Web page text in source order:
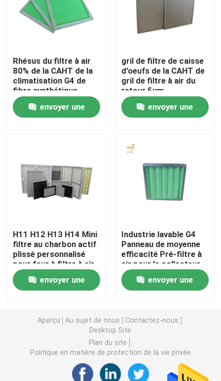
Contrôle de qualité
Demandez une citation
Filtre profond du pli HEPA
Filtre à air de cabine de peinture
Filtre à air de HEPA
Filtre à air de la CAHT
Filtre à hautes températures de HEPA
Filtre de banque de V
Rhésus du filtre à air
80% de la CAHT de la
climatisation G4 de
fibre synthétique
envoyer une
gril de filtre de caisse
d'oeufs de la CAHT de
gril de filtre à air du
retour 5um
envoyer une
H11 H12 H13 H14 Mini
filtre au charbon actif
plissé personnalisé
pour four à filtre à air
envoyer une
Industrie lavable G4
Panneau de moyenne
efficacité Pré-filtre à
air pour le collecteur
de poussière HVAC
envoyer une
Aperçu Au sujet de nous
Contactez-nous
Desktop Site
Plan du site
Politique en matière de protection de la vie privée